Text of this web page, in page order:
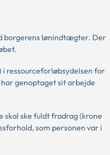
borgerens lønindtægter. Der
ressourceforløbsydelsen for
genoptaget sit arbejde
ske fuldt fradrag (krone
som personen var i